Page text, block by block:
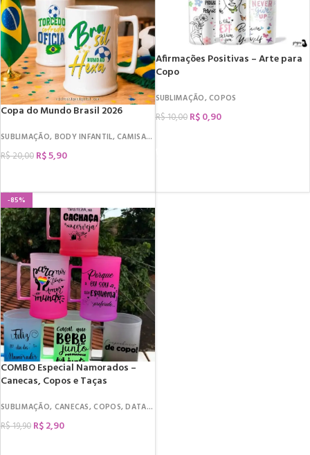
Copa do Mundo Brasil 2026
SUBLIMAÇÃO, BODY INFANTIL,CAMISAS ,
R$20,00 R$5,90
Afirmações Positivas – Arte para
Copo
SUBLIMAÇÃO,COPOS
R$10,00 R$0,90
-85%
COMBO Especial Namorados –
Canecas, Copos e Taças
SUBLIMAÇÃO, CANECAS,COPOS,DATAS COMEMORATIVAS
R$19,90 R$2,90